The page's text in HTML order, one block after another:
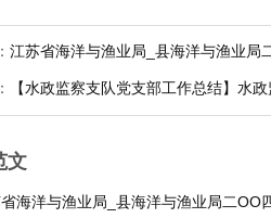
江苏省海洋与渔业局_县海洋与渔业局
【水政监察支队党支部工作总结】水
文
海洋与渔业局_县海洋与渔业局二OO